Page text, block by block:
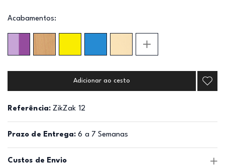
Acabamentos:
Adicionar ao cesto
Referência: ZikZak 12
Prazo de Entrega: 6 a 7 Semanas
Custos de Envio